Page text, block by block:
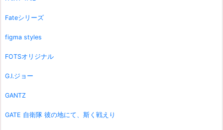
Fateシリーズ
figma styles
FOTSオリジナル
G.I.ジョー
GANTZ
GATE 自衛隊 彼の地にて、斯く戦えり